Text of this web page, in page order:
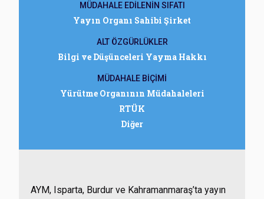
MÜDAHALE EDİLENİN SIFATI
Yayın Organı Sahibi Şirket
ALT ÖZGÜRLÜKLER
Bilgi ve Düşünceleri Yayma Hakkı
MÜDAHALE BİÇİMİ
Yürütme Organının Müdahaleleri
RTÜK
Diğer
AYM, Isparta, Burdur ve Kahramanmaraş’ta yayın